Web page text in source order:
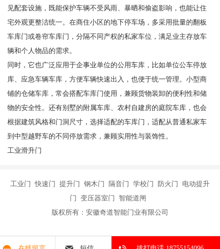
见配套设施，既能保护车辆不受风雨、暴晒和偷盗影响，也能让住
宅外观更整洁统一。在商住小区的地下停车场，多采用批量的翻板
车库门或卷帘车库门，分隔不同产权的私家车位，满足业主存放车
辆和个人物品的需求。
同时，它也广泛应用于企事业单位的公用车库，比如单位公车停放
库、应急车辆车库，方便车辆快速出入，也便于统一管理。小型商
铺的仓储车库，常会搭配车库门使用，兼顾货物装卸的便利性和储
物的安全性。还有别墅的附属车库、农村自建房的庭院车库，也会
根据建筑风格和门洞尺寸，选择适配的车库门，适配从普通私家车
到中型越野车的不同停放需求，兼顾实用性与装饰性。
工业滑升门
工业门 快速门 提升门 钢木门 隔音门 学校门 防火门 电动提升
门 变压器室门 智能道闸
版权所有：安徽奇道智能门业有限公司